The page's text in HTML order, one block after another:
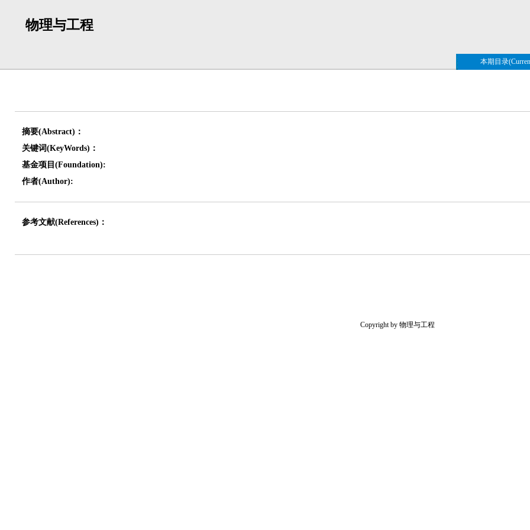
物理与工程
本期目录
摘要(Abstract)：
关键词(KeyWords)：
基金项目(Foundation):
作者(Author):
参考文献(References)：
Copyright by 物理与工程